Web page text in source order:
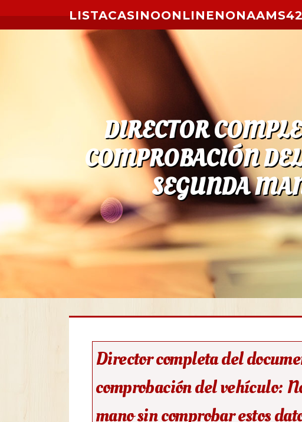
DIRECTOR
COMPROBACIÓN
SEGUNDA
Director completa del
comprobación del vehículo:
mano sin comprobar estos